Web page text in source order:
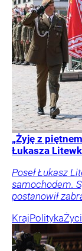
„Żyję z
Łukasza
Poseł Łukasz
samochodem.
postanowił
KrajPolityka